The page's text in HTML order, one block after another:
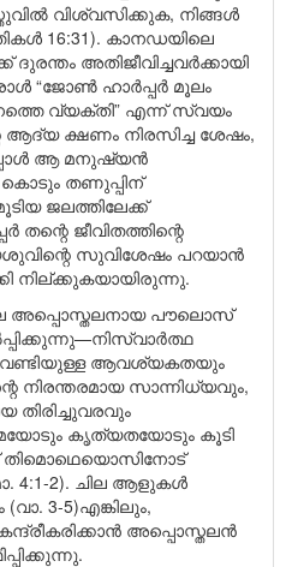
വിശ്വസിക്കുക, നിങ്ങൾ
16:31). കാനഡയിലെ
ദുരന്തം അതിജീവിച്ചവർക്കായി
“ജോൺ ഹാർപ്പർ മൂലം
വ്യക്തി” എന്ന് സ്വയം
ആദ്യ ക്ഷണം നിരസിച്ച ശേഷം,
ആ മനുഷ്യൻ
കൊടും തണുപ്പിന്
ജലത്തിലേക്ക്
തന്റെ ജീവിതത്തിന്റെ
സുവിശേഷം പറയാൻ
നില്ക്കുകയായിരുന്നു.
അപ്പൊസ്തലനായ പൗലൊസ്
ആവശ്യകതയും
നിരന്തരമായ സാന്നിധ്യവും,
തിരിച്ചുവരവും
കൃത്യതയോടും കൂടി
തിമൊഥെയൊസിനോട്
4:1-2). ചില ആളുകൾ
(വാ. 3-5)എങ്കിലും,
അപ്പൊസ്തലൻ